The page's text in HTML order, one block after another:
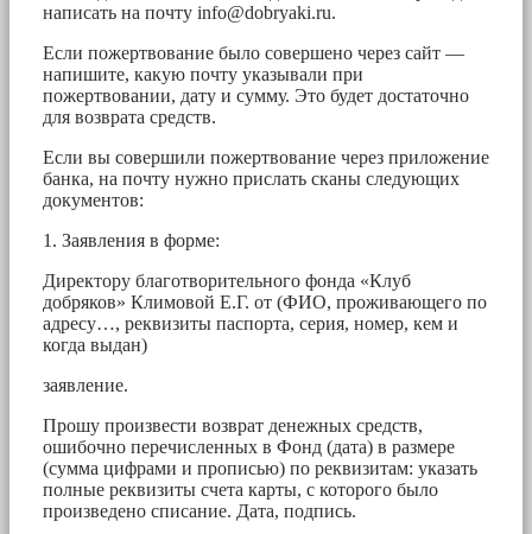
написать на почту info@dobryaki.ru.
Если пожертвование было совершено через сайт —
напишите, какую почту указывали при
пожертвовании, дату и сумму. Это будет достаточно
для возврата средств.
Если вы совершили пожертвование через приложение
банка, на почту нужно прислать сканы следующих
документов:
1. Заявления в форме:
Директору благотворительного фонда «Клуб
добряков» Климовой Е.Г. от (ФИО, проживающего по
адресу…, реквизиты паспорта, серия, номер, кем и
когда выдан)
заявление.
Прошу произвести возврат денежных средств,
ошибочно перечисленных в Фонд (дата) в размере
(сумма цифрами и прописью) по реквизитам: указать
полные реквизиты счета карты, с которого было
произведено списание. Дата, подпись.